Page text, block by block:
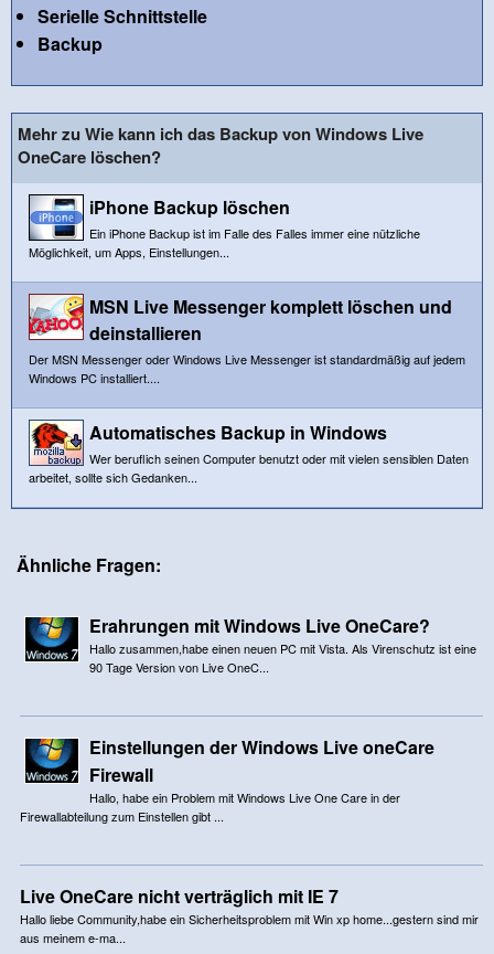
Serielle Schnittstelle
Backup
Mehr zu Wie kann ich das Backup von Windows Live
OneCare löschen?
iPhone Backup löschen
Ein iPhone Backup ist im Falle des Falles immer eine nützliche
Möglichkeit, um Apps, Einstellungen...
MSN Live Messenger komplett löschen und
deinstallieren
Der MSN Messenger oder Windows Live Messenger ist standardmäßig auf jedem
Windows PC installiert....
Automatisches Backup in Windows
Wer beruflich seinen Computer benutzt oder mit vielen sensiblen Daten
arbeitet, sollte sich Gedanken...
Ähnliche Fragen:
Erahrungen mit Windows Live OneCare?
Hallo zusammen,habe einen neuen PC mit Vista. Als Virenschutz ist eine
90 Tage Version von Live OneC...
Einstellungen der Windows Live oneCare
Firewall
Hallo, habe ein Problem mit Windows Live One Care in der
Firewallabteilung zum Einstellen gibt ...
Live OneCare nicht verträglich mit IE 7
Hallo liebe Community,habe ein Sicherheitsproblem mit Win xp home...gestern sind mir
aus meinem e-ma...